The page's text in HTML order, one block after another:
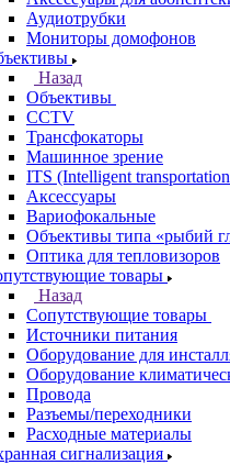
Аудиотрубки
Мониторы домофонов
Назад
Объективы
CCTV
Трансфокаторы
Машинное зрение
ITS (Intelligent
Аксессуары
Вариофокальные
Объективы типа «рыбий
Оптика для тепловизоров
товары
Назад
Сопутствующие товары
Источники питания
Оборудование для
Оборудование
Провода
Разъемы/переходники
Расходные материалы
сигнализация